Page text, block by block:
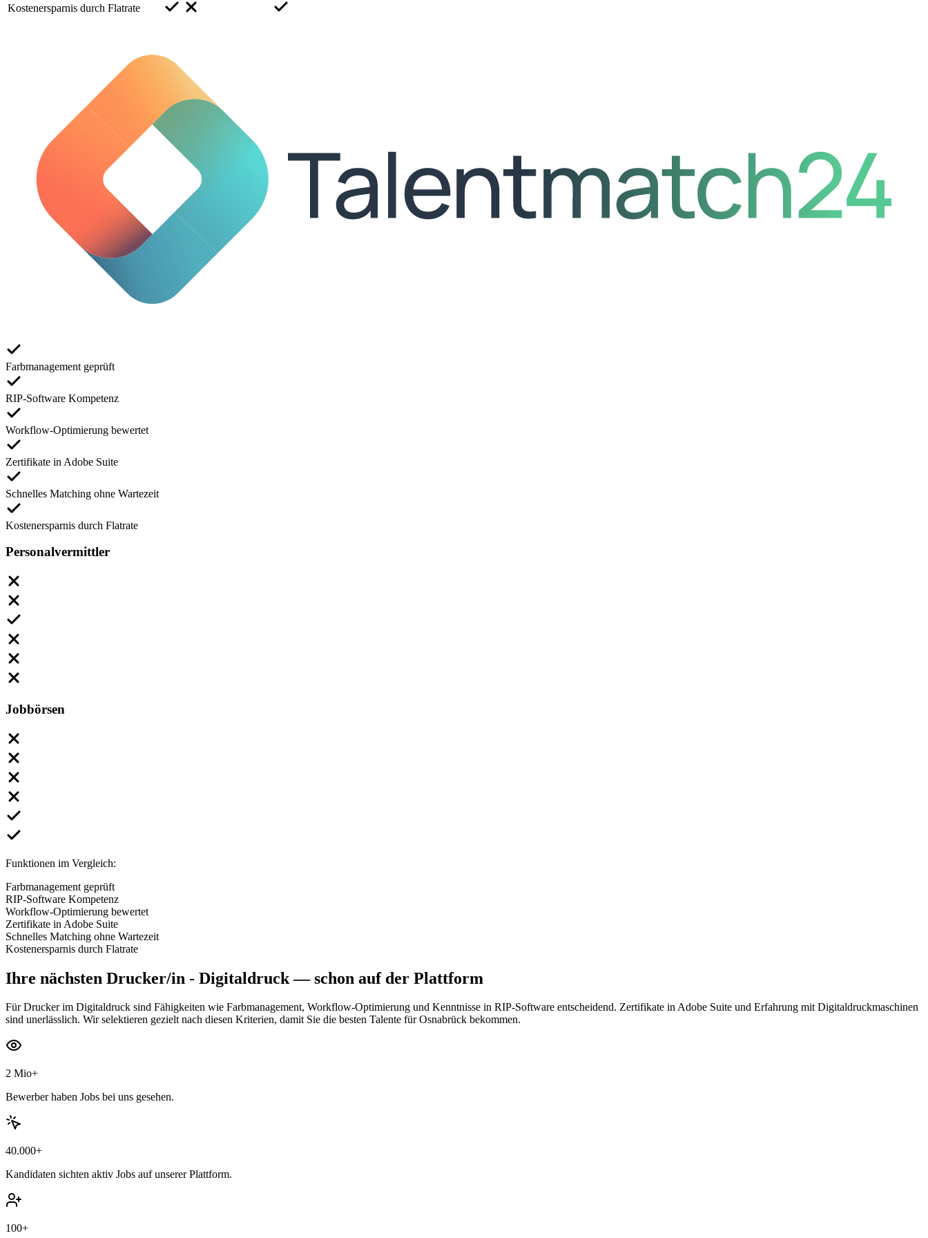
Kostenersparnis durch Flatrate
Farbmanagement geprüft
RIP-Software Kompetenz
Workflow-Optimierung bewertet
Zertifikate in Adobe Suite
Schnelles Matching ohne Wartezeit
Kostenersparnis durch Flatrate
Personalvermittler
Jobbörsen
Funktionen im Vergleich:
Farbmanagement geprüft
RIP-Software Kompetenz
Workflow-Optimierung bewertet
Zertifikate in Adobe Suite
Schnelles Matching ohne Wartezeit
Kostenersparnis durch Flatrate
Ihre nächsten Drucker/in - Digitaldruck— schon auf der Plattform
Für Drucker im Digitaldruck sind Fähigkeiten wie Farbmanagement, Workflow-Optimierung und Kenntnisse in RIP-Software entscheidend. Zertifikate in Adobe Suite und Erfahrung mit Digitaldruckmaschinen
sind unerlässlich. Wir selektieren gezielt nach diesen Kriterien, damit Sie die besten Talente für Osnabrück bekommen.
2 Mio+
Bewerber haben Jobs bei uns gesehen.
40.000+
Kandidaten sichten aktiv Jobs auf unserer Plattform.
100+